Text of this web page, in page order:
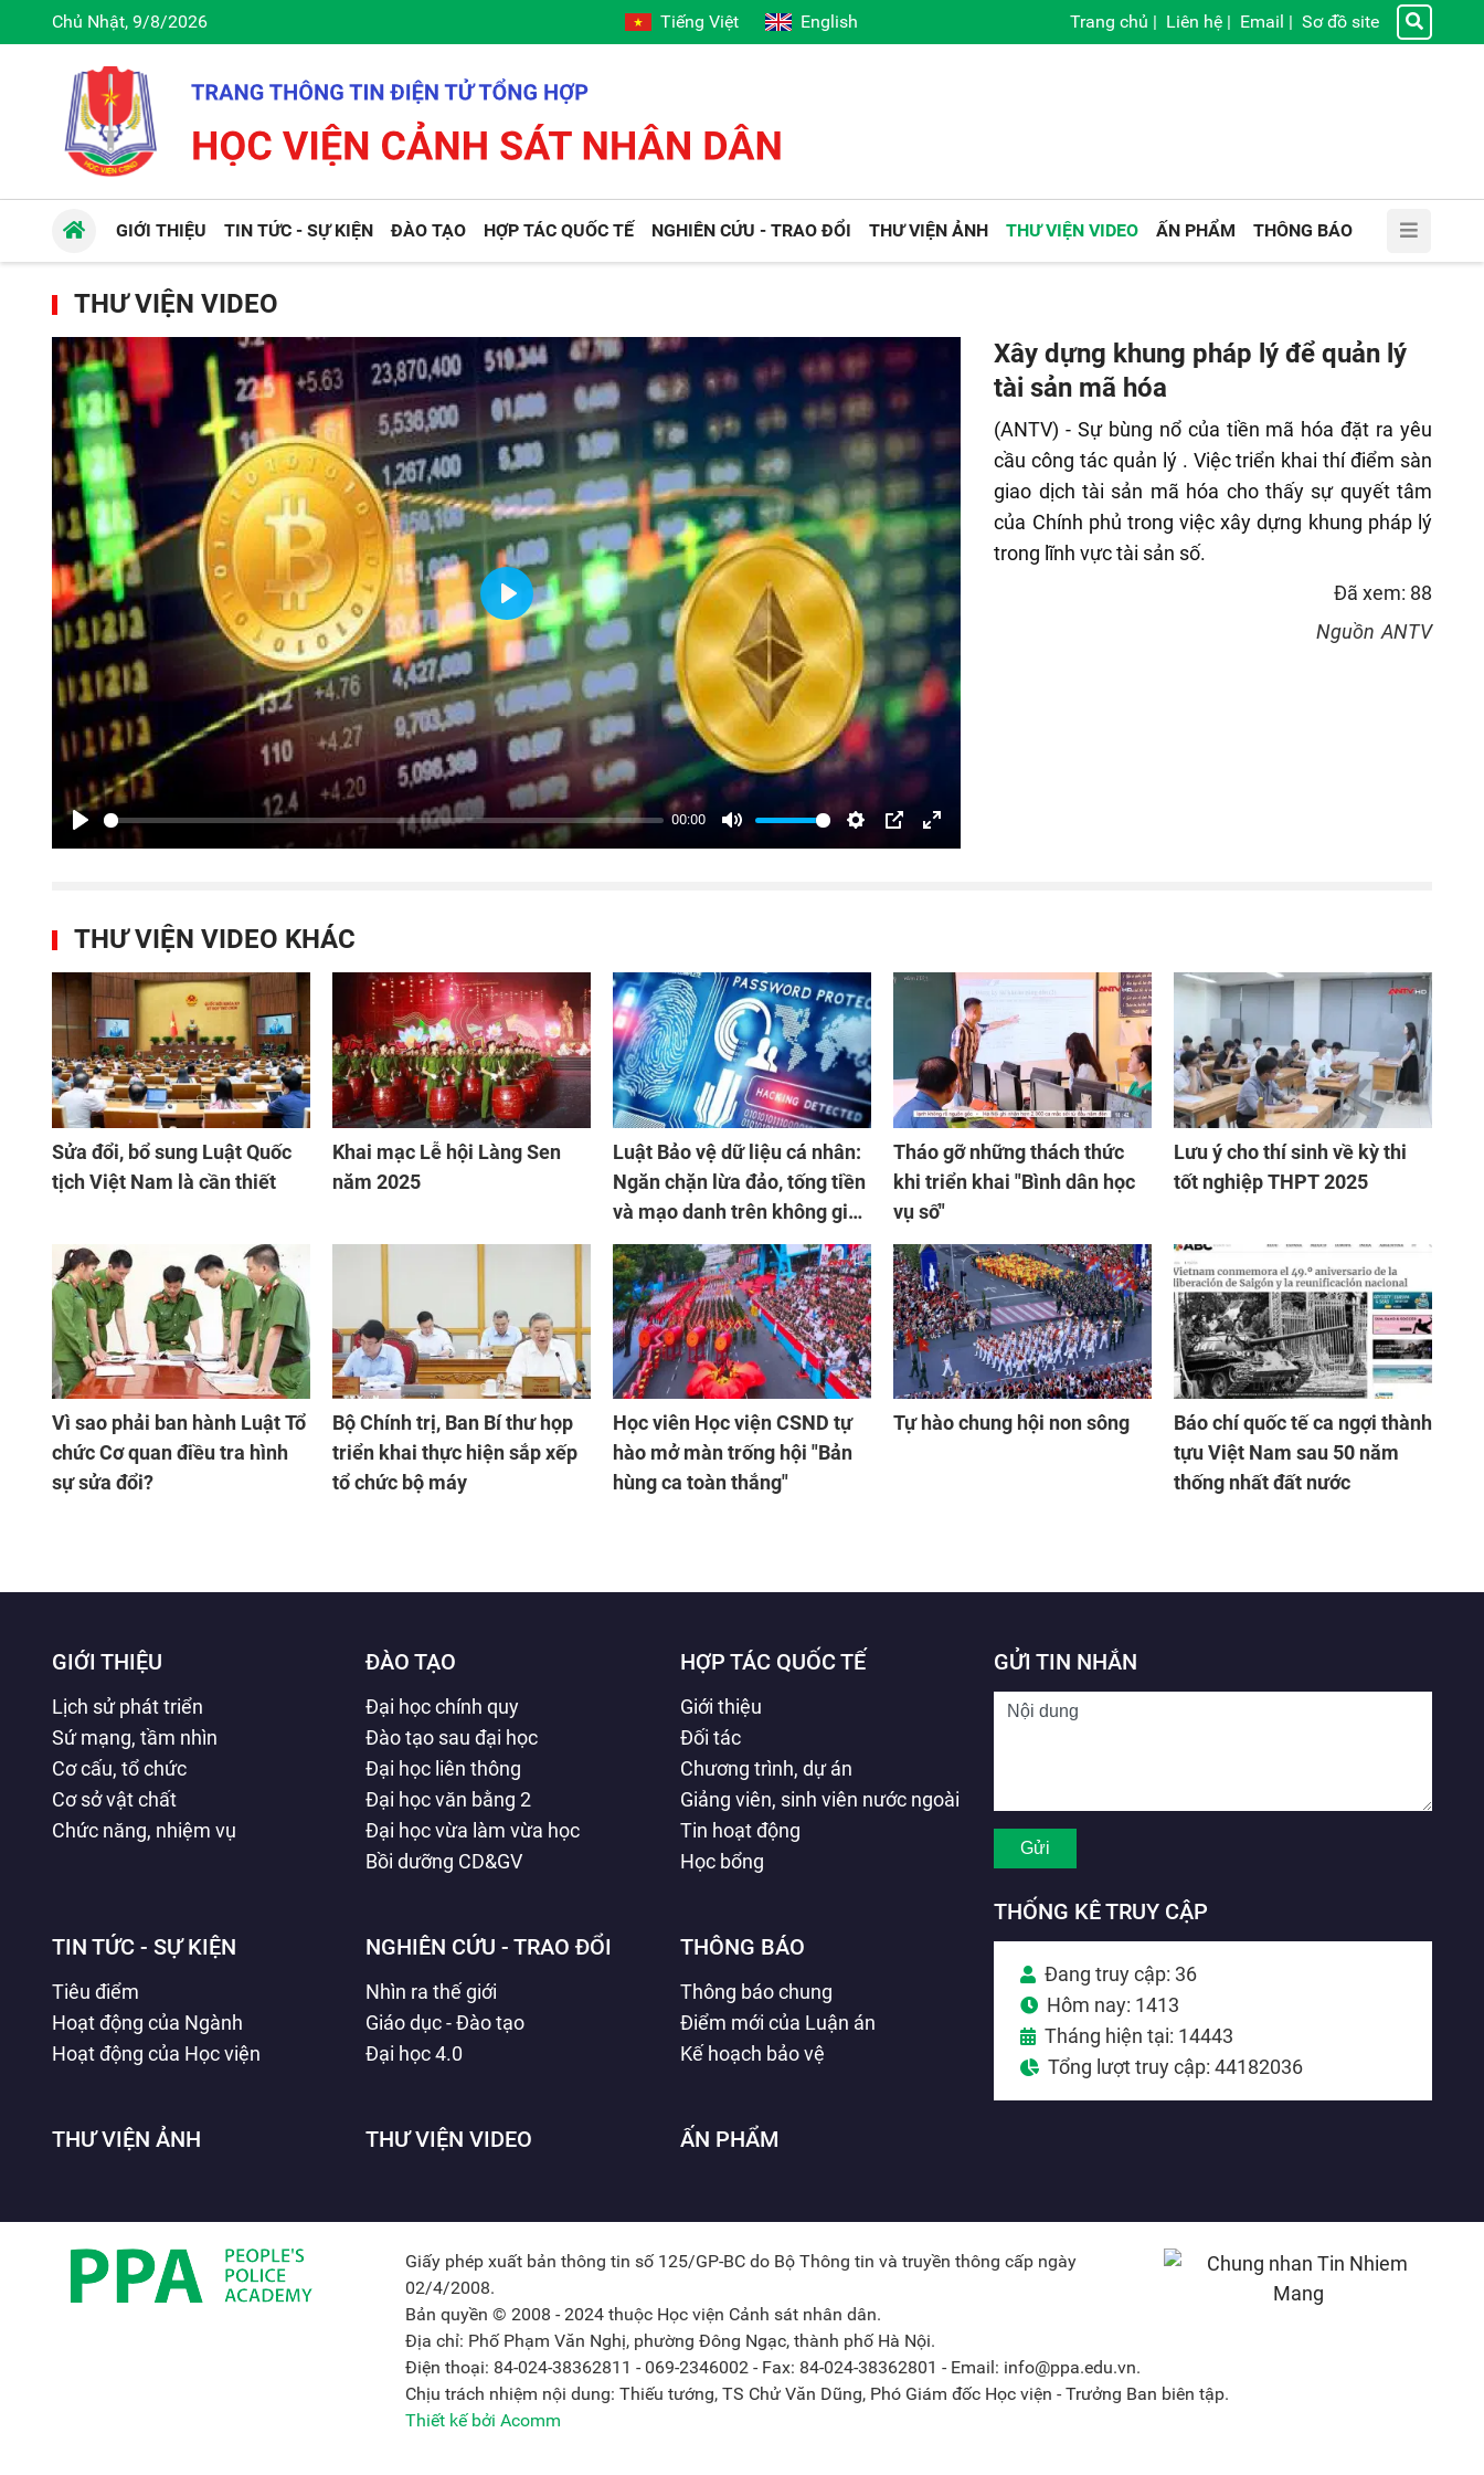
Chủ Nhật, 9/8/2026 Tiếng Việt English Trang chủ | Liên hệ | Email | Sơ đồ site
GIỚI THIỆU TIN TỨC - SỰ KIỆN ĐÀO TẠO HỢP TÁC QUỐC TẾ NGHIÊN CỨU - TRAO ĐỔI THƯ VIỆN ẢNH THƯ VIỆN VIDEO ẤN PHẨM THÔNG BÁO
THƯ VIỆN VIDEO
Play
00:00
Mute Settings
PIP Enter
Play
Xây dựng khung pháp lý để quản lý
tài sản mã hóa
(ANTV) - Sự bùng nổ của tiền mã hóa đặt ra yêu
cầu công tác quản lý . Việc triển khai thí điểm sàn
giao dịch tài sản mã hóa cho thấy sự quyết tâm
của Chính phủ trong việc xây dựng khung pháp lý
trong lĩnh vực tài sản số.
Đã xem: 88
Nguồn ANTV
THƯ VIỆN VIDEO KHÁC
Sửa đổi, bổ sung Luật Quốc
tịch Việt Nam là cần thiết
Khai mạc Lễ hội Làng Sen
năm 2025
Luật Bảo vệ dữ liệu cá nhân:
Ngăn chặn lừa đảo, tống tiền
và mạo danh trên không gian
mạng
Tháo gỡ những thách thức
khi triển khai "Bình dân học
vụ số"
Lưu ý cho thí sinh về kỳ thi
tốt nghiệp THPT 2025
Vì sao phải ban hành Luật Tổ
chức Cơ quan điều tra hình
sự sửa đổi?
Bộ Chính trị, Ban Bí thư họp
triển khai thực hiện sắp xếp
tổ chức bộ máy
Học viên Học viện CSND tự
hào mở màn trống hội "Bản
hùng ca toàn thắng"
Tự hào chung hội non sông
Báo chí quốc tế ca ngợi thành
tựu Việt Nam sau 50 năm
thống nhất đất nước
GIỚI THIỆU
Lịch sử phát triển
Sứ mạng, tầm nhìn
Cơ cấu, tổ chức
Cơ sở vật chất
Chức năng, nhiệm vụ
ĐÀO TẠO
Đại học chính quy
Đào tạo sau đại học
Đại học liên thông
Đại học văn bằng 2
Đại học vừa làm vừa học
Bồi dưỡng CD&GV
HỢP TÁC QUỐC TẾ
Giới thiệu
Đối tác
Chương trình, dự án
Giảng viên, sinh viên nước ngoài
Tin hoạt động
Học bổng
TIN TỨC - SỰ KIỆN
Tiêu điểm
Hoạt động của Ngành
Hoạt động của Học viện
NGHIÊN CỨU - TRAO ĐỔI
Nhìn ra thế giới
Giáo dục - Đào tạo
Đại học 4.0
THÔNG BÁO
Thông báo chung
Điểm mới của Luận án
Kế hoạch bảo vệ
THƯ VIỆN ẢNH THƯ VIỆN VIDEO ẤN PHẨM
GỬI TIN NHẮN
THỐNG KÊ TRUY CẬP
Đang truy cập: 36
Hôm nay: 1413
Tháng hiện tại: 14443
Tổng lượt truy cập: 44182036
Giấy phép xuất bản thông tin số 125/GP-BC do Bộ Thông tin và truyền thông cấp ngày
02/4/2008.
Bản quyền © 2008 - 2024 thuộc Học viện Cảnh sát nhân dân.
Địa chỉ: Phố Phạm Văn Nghị, phường Đông Ngạc, thành phố Hà Nội.
Điện thoại: 84-024-38362811 - 069-2346002 - Fax: 84-024-38362801 - Email: info@ppa.edu.vn.
Chịu trách nhiệm nội dung: Thiếu tướng, TS Chử Văn Dũng, Phó Giám đốc Học viện - Trưởng Ban biên tập.
Thiết kế bởi Acomm